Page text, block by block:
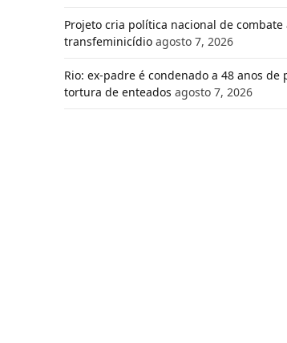
Projeto cria política nacional de combate
transfeminicídio agosto 7, 2026
Rio: ex-padre é condenado a 48 anos de
tortura de enteados agosto 7, 2026